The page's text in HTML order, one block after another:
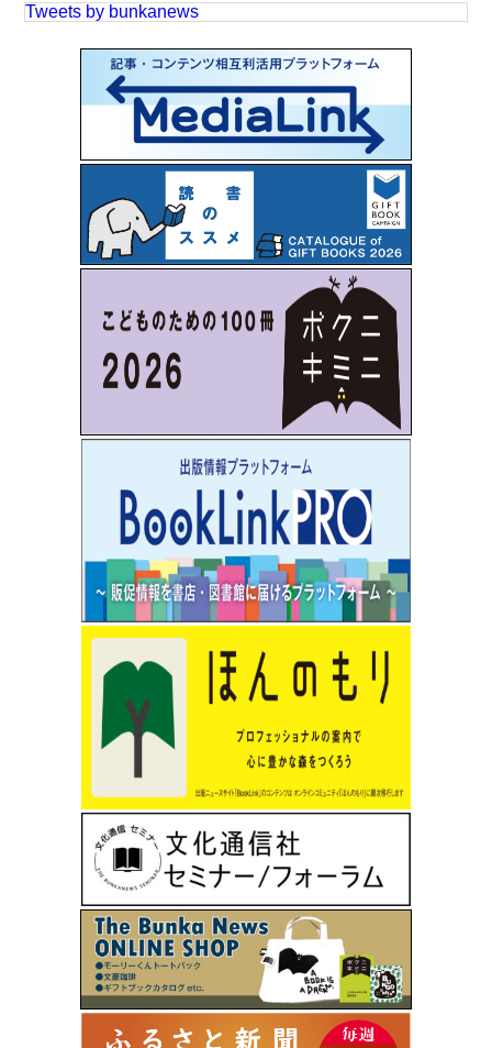
Tweets by bunkanews